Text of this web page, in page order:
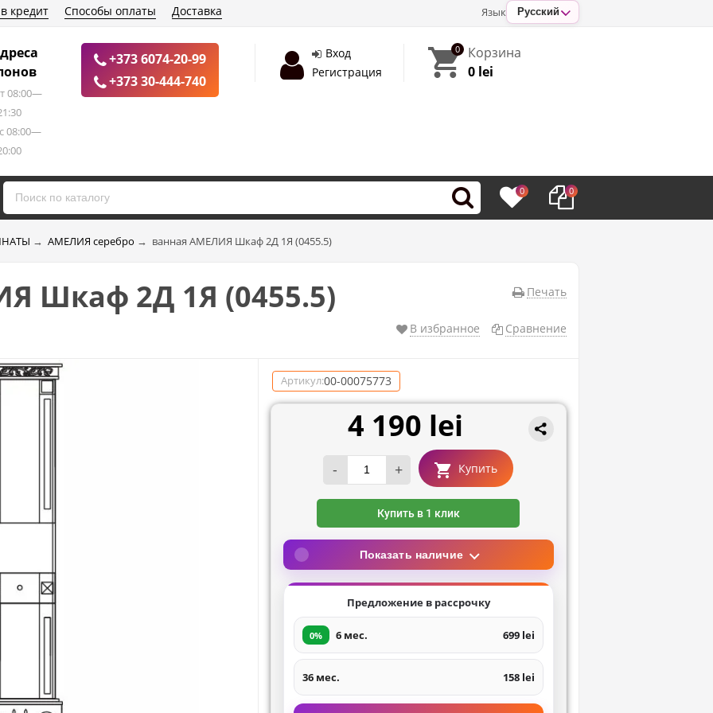
Язык Русский
кредит Способы оплаты Доставка
08:00—
08:00—
+373 6074-20-99
+373 30-444-740
Вход
Регистрация
0
Корзина
0 lei
0 0
→ АМЕЛИЯ серебро → ванная АМЕЛИЯ Шкаф 2Д 1Я (0455.5)
Печать
Шкаф 2Д 1Я (0455.5)
В избранное Сравнение
Артикул:00-00075773
4 190 lei
- + Купить
Купить в 1 клик
Показать наличие
Предложение в рассрочку
0% 6 мес. 699 lei
36 мес. 158 lei